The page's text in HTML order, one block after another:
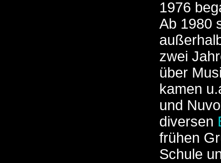
1976
Ab 1980
zwei
über
kamen
und
diversen
frühen
Schule